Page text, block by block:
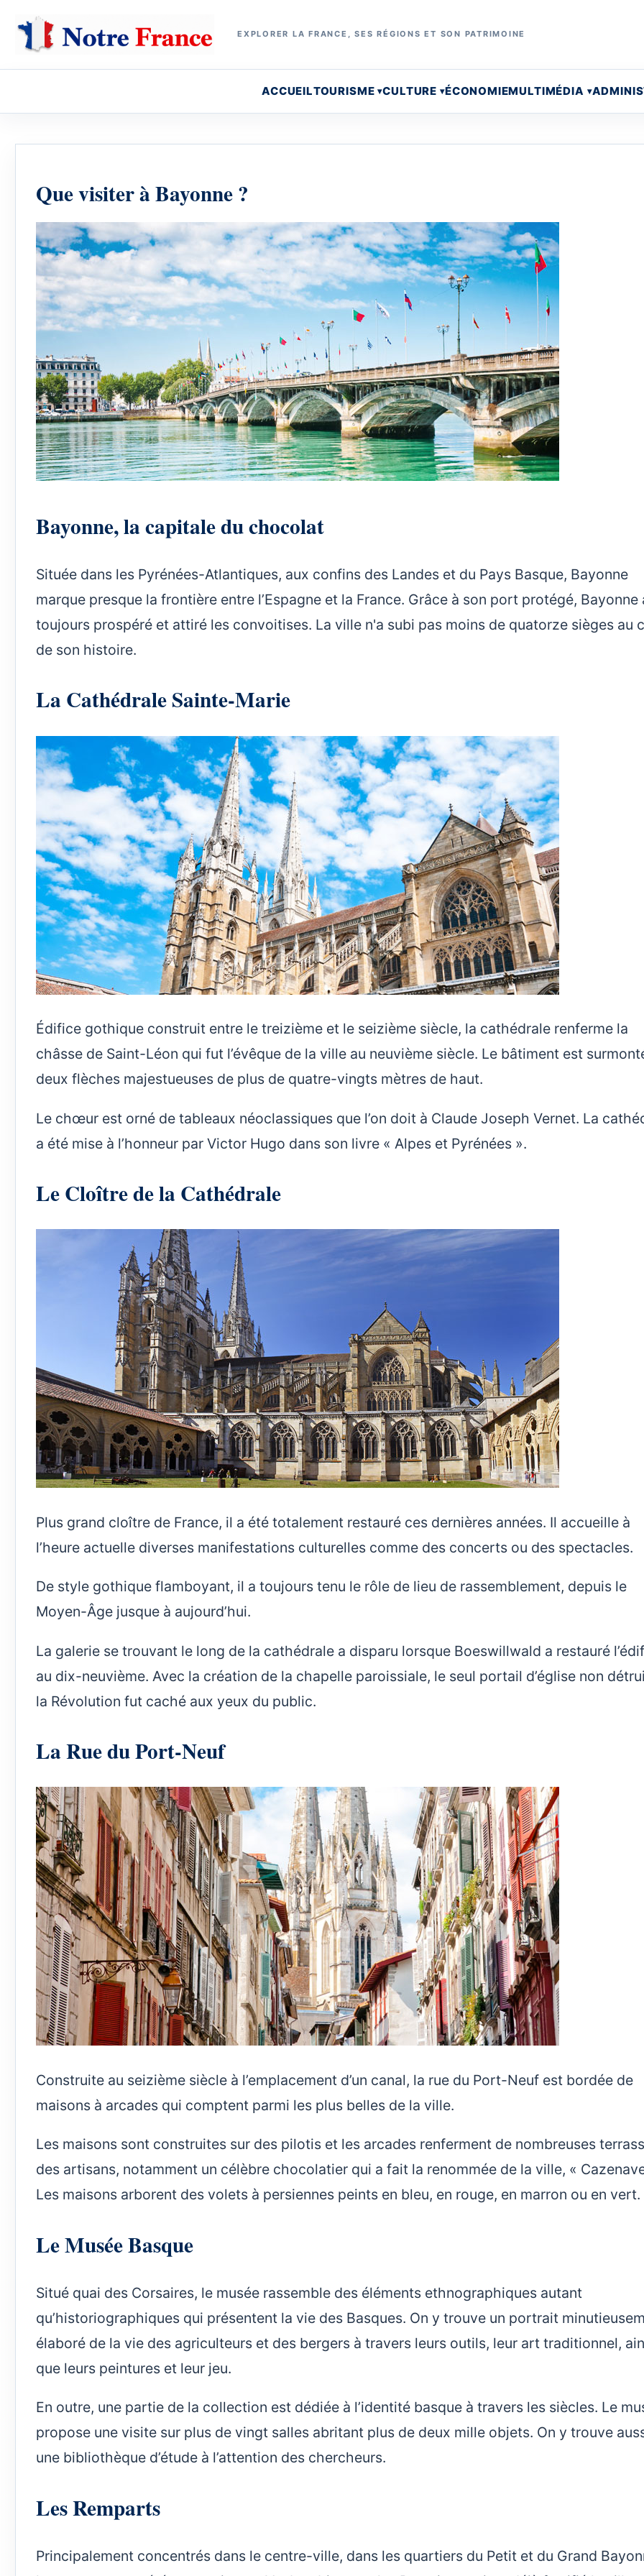
EXPLORER LA FRANCE, SES RÉGIONS ET SON PATRIMOINE
ACCUEILTOURISME CULTURE ÉCONOMIEMULTIMÉDIA
Que visiter à Bayonne ?
Bayonne, la capitale du chocolat
Située dans les Pyrénées-Atlantiques, aux confins des Landes et du Pays Basque, Bayonne
marque presque la frontière entre l’Espagne et la France. Grâce à son port protégé, Bayonne
toujours prospéré et attiré les convoitises. La ville n'a subi pas moins de quatorze sièges au
de son histoire.
La Cathédrale Sainte-Marie
Édifice gothique construit entre le treizième et le seizième siècle, la cathédrale renferme la
châsse de Saint-Léon qui fut l’évêque de la ville au neuvième siècle. Le bâtiment est
deux flèches majestueuses de plus de quatre-vingts mètres de haut.
Le chœur est orné de tableaux néoclassiques que l’on doit à Claude Joseph Vernet. La
a été mise à l’honneur par Victor Hugo dans son livre « Alpes et Pyrénées ».
Le Cloître de la Cathédrale
Plus grand cloître de France, il a été totalement restauré ces dernières années. Il accueille à
l’heure actuelle diverses manifestations culturelles comme des concerts ou des spectacles.
De style gothique flamboyant, il a toujours tenu le rôle de lieu de rassemblement, depuis le
Moyen-Âge jusque à aujourd’hui.
La galerie se trouvant le long de la cathédrale a disparu lorsque Boeswillwald a restauré
au dix-neuvième. Avec la création de la chapelle paroissiale, le seul portail d’église non
la Révolution fut caché aux yeux du public.
La Rue du Port-Neuf
Construite au seizième siècle à l’emplacement d’un canal, la rue du Port-Neuf est bordée de
maisons à arcades qui comptent parmi les plus belles de la ville.
Les maisons sont construites sur des pilotis et les arcades renferment de nombreuses
des artisans, notamment un célèbre chocolatier qui a fait la renommée de la ville, «
Les maisons arborent des volets à persiennes peints en bleu, en rouge, en marron ou en vert.
Le Musée Basque
Situé quai des Corsaires, le musée rassemble des éléments ethnographiques autant
qu’historiographiques qui présentent la vie des Basques. On y trouve un portrait
élaboré de la vie des agriculteurs et des bergers à travers leurs outils, leur art traditionnel,
que leurs peintures et leur jeu.
En outre, une partie de la collection est dédiée à l’identité basque à travers les siècles. Le
propose une visite sur plus de vingt salles abritant plus de deux mille objets. On y trouve
une bibliothèque d’étude à l’attention des chercheurs.
Les Remparts
Principalement concentrés dans le centre-ville, dans les quartiers du Petit et du Grand